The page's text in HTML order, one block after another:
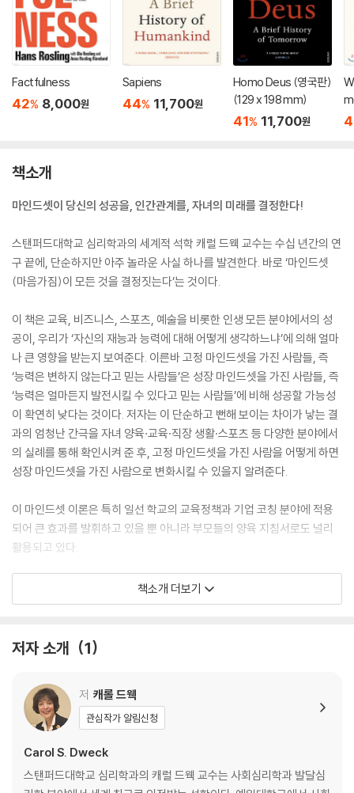
Factfulness
42% 8,000원
Sapiens
44% 11,700원
Homo Deus (영국판)
(129 x 198 mm)
41% 11,700원
책소개
마인드셋이 당신의 성공을, 인간관계를, 자녀의 미래를 결정한다!
스탠퍼드대학교 심리학과의 세계적 석학 캐럴 드웩 교수는 수십 년간의 연
구 끝에, 단순하지만 아주 놀라운 사실 하나를 발견한다. 바로 ‘마인드셋
(마음가짐)이 모든 것을 결정짓는다’는 것이다.
이 책은 교육, 비즈니스, 스포츠, 예술을 비롯한 인생 모든 분야에서의 성
공이, 우리가 ‘자신의 재능과 능력에 대해 어떻게 생각하느냐’에 의해 얼마
나 큰 영향을 받는지 보여준다. 이른바 고정 마인드셋을 가진 사람들, 즉
‘능력은 변하지 않는다고 믿는 사람들’은 성장 마인드셋을 가진 사람들, 즉
‘능력은 얼마든지 발전시킬 수 있다고 믿는 사람들’에 비해 성공할 가능성
이 확연히 낮다는 것이다. 저자는 이 단순하고 뻔해 보이는 차이가 낳는 결
과의 엄청난 간극을 자녀 양육·교육·직장 생활·스포츠 등 다양한 분야에서
의 실례를 통해 확인시켜 준 후, 고정 마인드셋을 가진 사람을 어떻게 하면
성장 마인드셋을 가진 사람으로 변화시킬 수 있을지 알려준다.
이 마인드셋 이론은 특히 일선 학교의 교육정책과 기업 코칭 분야에 적용
되어 큰 효과를 발휘하고 있을 뿐 아니라 부모들의 양육 지침서로도 널리
활용되고 있다.
From the renowned psychologist who introduced the wor
million-copy bestseller?featuring transformative insight
supercharging self-improvement.
“It’s not always the people who start out the smartest wh
After decades of research, world-renowned Stanford Univer
책소개 더보기
저자 소개 1
저 캐롤 드웩
관심작가 알림신청
Carol S. Dweck
스탠퍼드대학교 심리학과의 캐럴 드웩 교수는 사회심리학과 발달심